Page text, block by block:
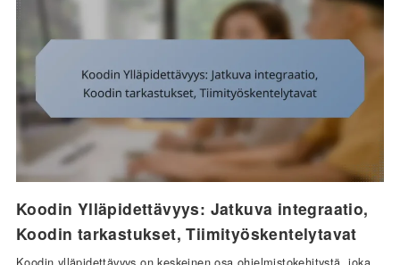
Koodin Ylläpidettävyys: Jatkuva integraatio,
Koodin tarkastukset, Tiimityöskentelytavat